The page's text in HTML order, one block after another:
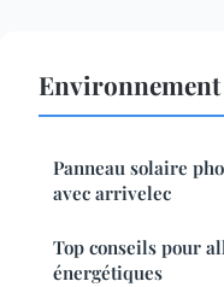
Panneau solaire
avec arrivelec
Top conseils pour
énergétiques